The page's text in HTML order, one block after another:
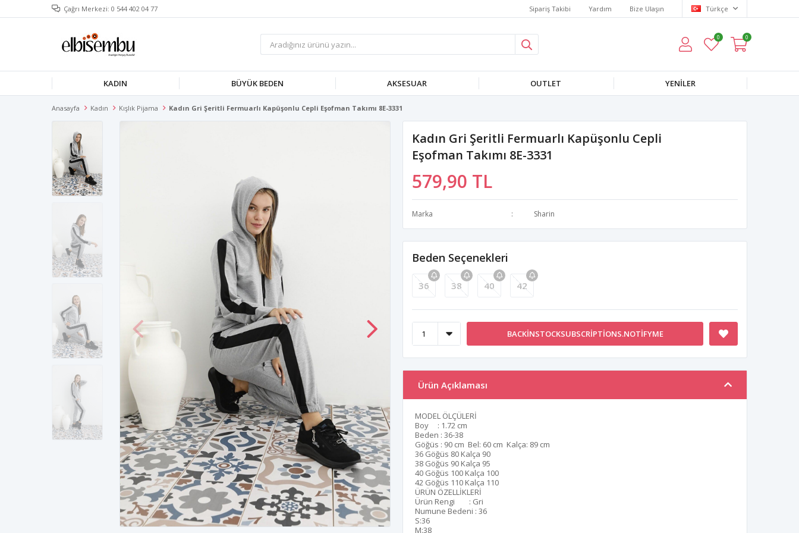
Çağrı Merkezi: 0 544 402 04 77 Sipariş Takibi Yardım Bize Ulaşın Türkçe
0 0
KADIN BÜYÜK BEDEN AKSESUAR OUTLET YENILER
Anasayfa Kadın Kışlık Pijama Kadın Gri Şeritli Fermuarlı Kapüşonlu Cepli Eşofman Takımı 8E-3331
Kadın Gri Şeritli Fermuarlı Kapüşonlu Cepli
Eşofman Takımı 8E-3331
579,90 TL
Marka Sharin
Beden Seçenekleri
36 38 40 42
BACKINSTOCKSUBSCRIPTIONS.NOTIFYME
Ürün Açıklaması
MODEL ÖLÇÜLERİ
Boy : 1.72 cm
Beden : 36-38
Göğüs : 90 cm Bel: 60 cm Kalça: 89 cm
36 Göğüs 80 Kalça 90
38 Göğüs 90 Kalça 95
40 Göğüs 100 Kalça 100
42 Göğüs 110 Kalça 110
ÜRÜN ÖZELLİKLERİ
Ürün Rengi : Gri
Numune Bedeni : 36
S:36
M:38